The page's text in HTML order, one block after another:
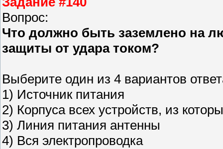
Вопрос:
Что должно быть заземлено на
защиты от удара током?
Выберите один из 4 вариантов
1) Источник питания
2) Корпуса всех устройств, из
3) Линия питания антенны
4) Вся электропроводка